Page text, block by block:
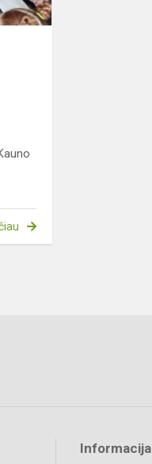
Informacija